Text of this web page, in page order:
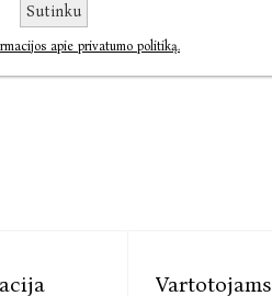
€14,92
Vartotojams
Sutinku
apie privatumo politiką.